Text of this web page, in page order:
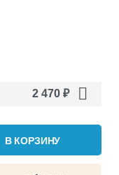
2 470 ₽
В КОРЗИНУ